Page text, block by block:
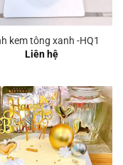
kem tông xanh -HQ1
Liên hệ